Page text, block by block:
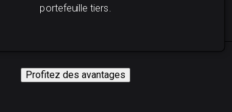
portefeuille tiers.
Profitez des avantages